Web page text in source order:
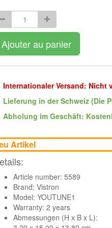
Ajouter au panier
Internationaler Versand: Nicht
Lieferung in der Schweiz (Die
Abholung im Geschäft:
Artikel
Article number: 5589
Brand: Vistron
Model: YOUTUNE1
Warranty: 2 years
Abmessungen (H x B x L):